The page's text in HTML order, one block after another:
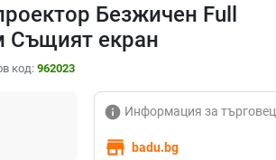
Безжичен Full
Същият екран
код: 962023
info Информация за търговец
store badu.bg